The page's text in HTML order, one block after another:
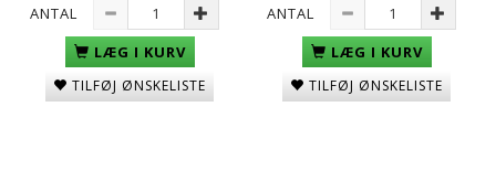
ANTAL
LÆG I KURV
TILFØJ ØNSKELISTE
ANTAL
LÆG I KURV
TILFØJ ØNSKELISTE